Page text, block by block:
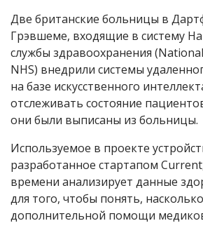
Две британские больницы в
Грэвшеме, входящие в систему
службы здравоохранения
NHS) внедрили системы
на базе искусственного
отслеживать состояние
они были выписаны из больницы.
Используемое в проекте
разработанное стартапом
времени анализирует данные
для того, чтобы понять,
дополнительной помощи